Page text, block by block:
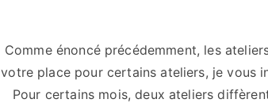
Comme énoncé précédemment, les
votre place pour certains ateliers, je vous
Pour certains mois, deux ateliers